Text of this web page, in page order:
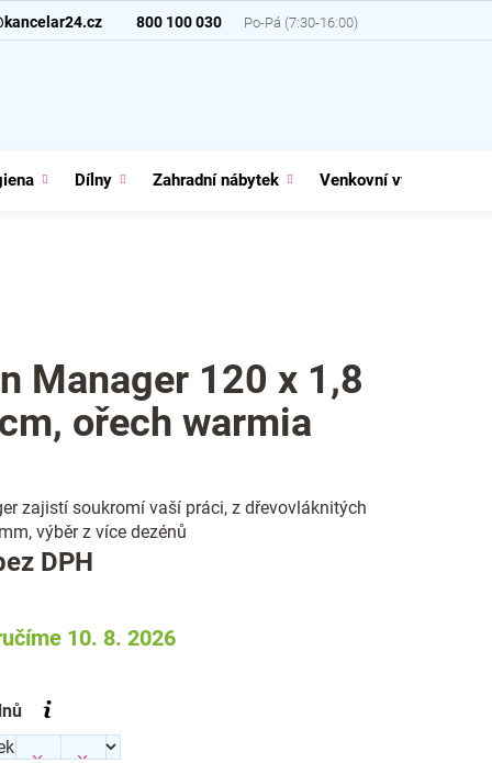
800 100 030
Dílny Zahradní nábytek Venkovní vybavení
Manager 120 x 1,8
ořech warmia
zajistí soukromí vaší práci, z dřevovláknitých
výběr z více dezénů
DPH
10. 8. 2026